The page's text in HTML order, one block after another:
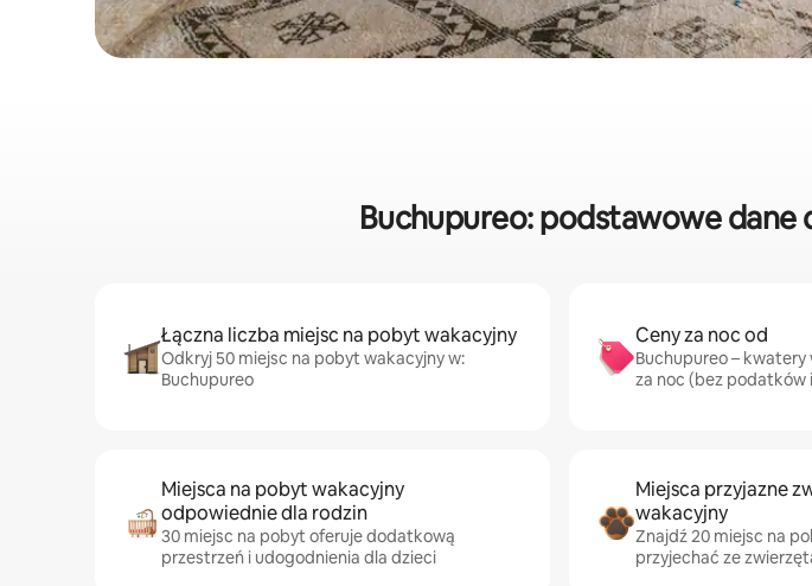
Buchupureo: podstawowe
Łączna liczba miejsc na pobyt wakacyjny
Odkryj 50 miejsc na pobyt wakacyjny w:
Buchupureo
Ceny za noc od
Buchupureo – kwatery
za noc (bez podatków
Miejsca na pobyt wakacyjny
odpowiednie dla rodzin
30 miejsc na pobyt oferuje dodatkową
przestrzeń i udogodnienia dla dzieci
Miejsca przyjazne
wakacyjny
Znajdź 20 miejsc na
przyjechać ze